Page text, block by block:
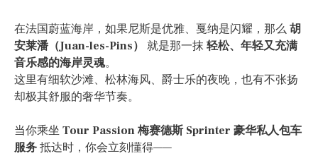
在法国蔚蓝海岸，如果尼斯是优雅、戛纳是闪耀，那么 胡
安莱潘（Juan-les-Pins）
就是那一抹 轻松、年轻又充满
音乐感的海岸灵魂。
这里有细软沙滩、松林海风、爵士乐的夜晚，也有不张扬
却极其舒服的奢华节奏。
当你乘坐 Tour Passion 梅赛德斯 Sprinter 豪华私人包车
服务 抵达时，你会立刻懂得——